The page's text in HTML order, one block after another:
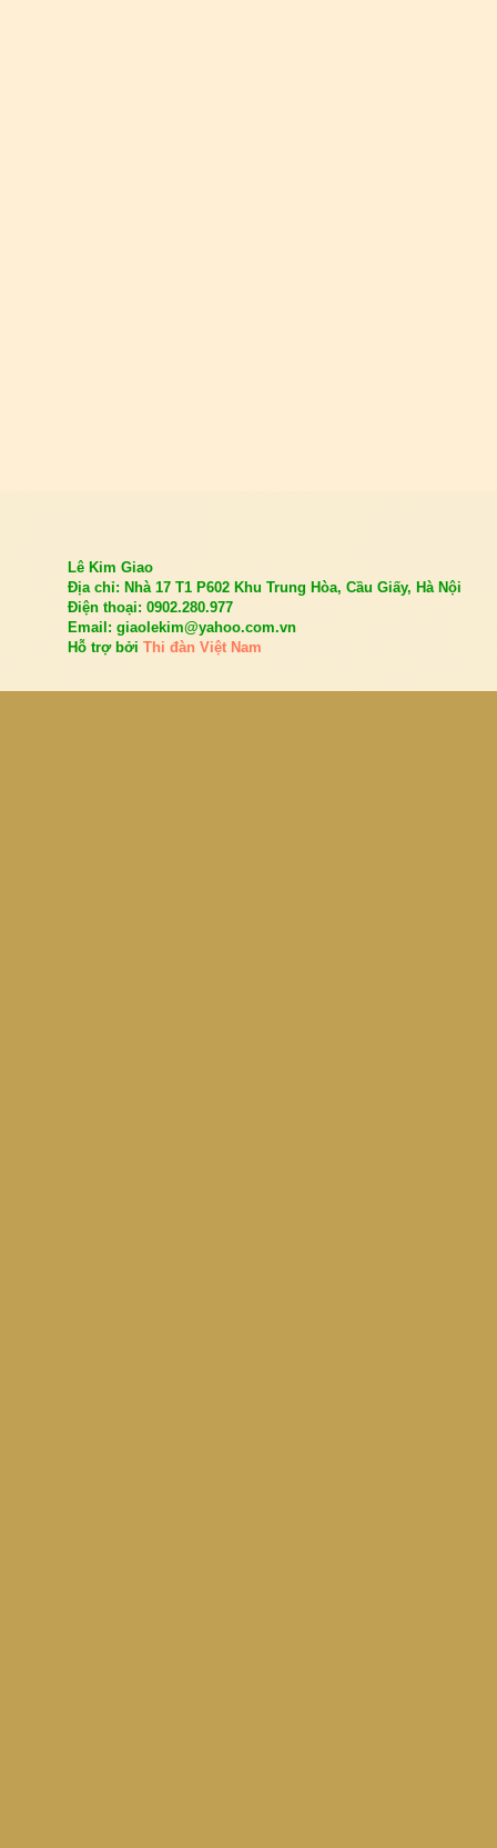
Lê Kim Giao
Địa chỉ: Nhà 17 T1 P602 Khu Trung Hòa, Cầu Giấy, Hà Nội
Điện thoại: 0902.280.977
Email: giaolekim@yahoo.com.vn
Hỗ trợ bởiThi đàn Việt Nam